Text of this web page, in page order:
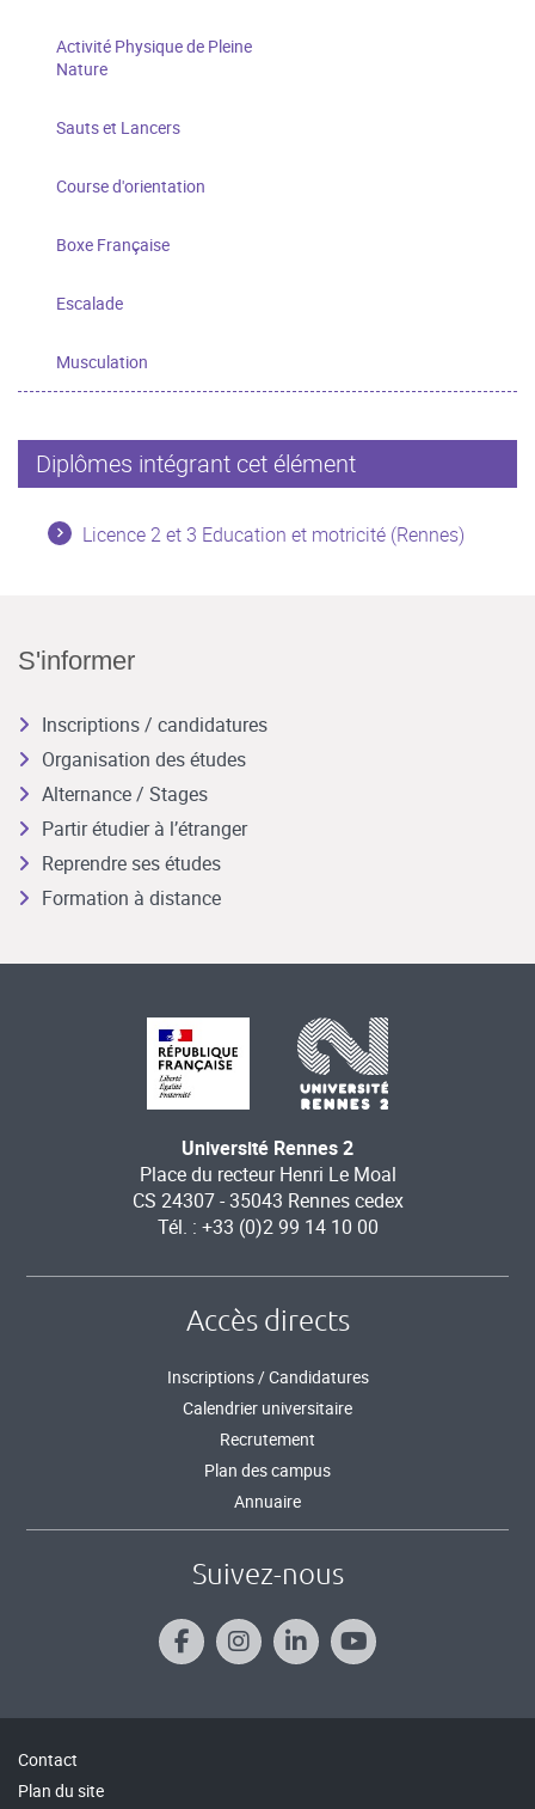
Activité Physique de Pleine
Nature
Sauts et Lancers
Course d'orientation
Boxe Française
Escalade
Musculation
Diplômes intégrant cet élément
Licence 2 et 3 Education et motricité (Rennes)
S'informer
Inscriptions / candidatures
Organisation des études
Alternance / Stages
Partir étudier à l’étranger
Reprendre ses études
Formation à distance
Université Rennes 2
Place du recteur Henri Le Moal
CS 24307 - 35043 Rennes cedex
Tél. : +33 (0)2 99 14 10 00
Accès directs
Inscriptions / Candidatures
Calendrier universitaire
Recrutement
Plan des campus
Annuaire
Suivez-nous
Contact
Plan du site